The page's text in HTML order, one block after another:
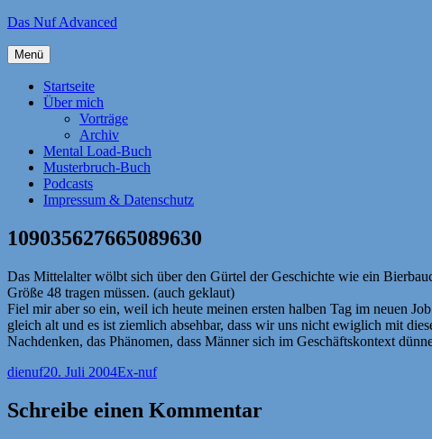
Zum
springen
Das Nuf Advanced
Menü
Startseite
Über mich
Vorträge
Archiv
Mental Load-Buch
Musterbruch-Buch
Podcasts
Impressum & Datenschutz
109035627665089630
Das Mittelalter wölbt sich über den Gürtel der Geschichte wie ein
Größe 48 tragen müssen. (auch geklaut)
Fiel mir aber so ein, weil ich heute meinen ersten halben Tag im neuen
gleich alt und es ist ziemlich absehbar, dass wir uns nicht ewiglich mit
Nachdenken, das Phänomen, dass Männer sich im Geschäftskontext
Autor
dienufVeröffentlicht
20. Juli 2004Kategorien
Ex-nuf
Schreibe einen Kommentar